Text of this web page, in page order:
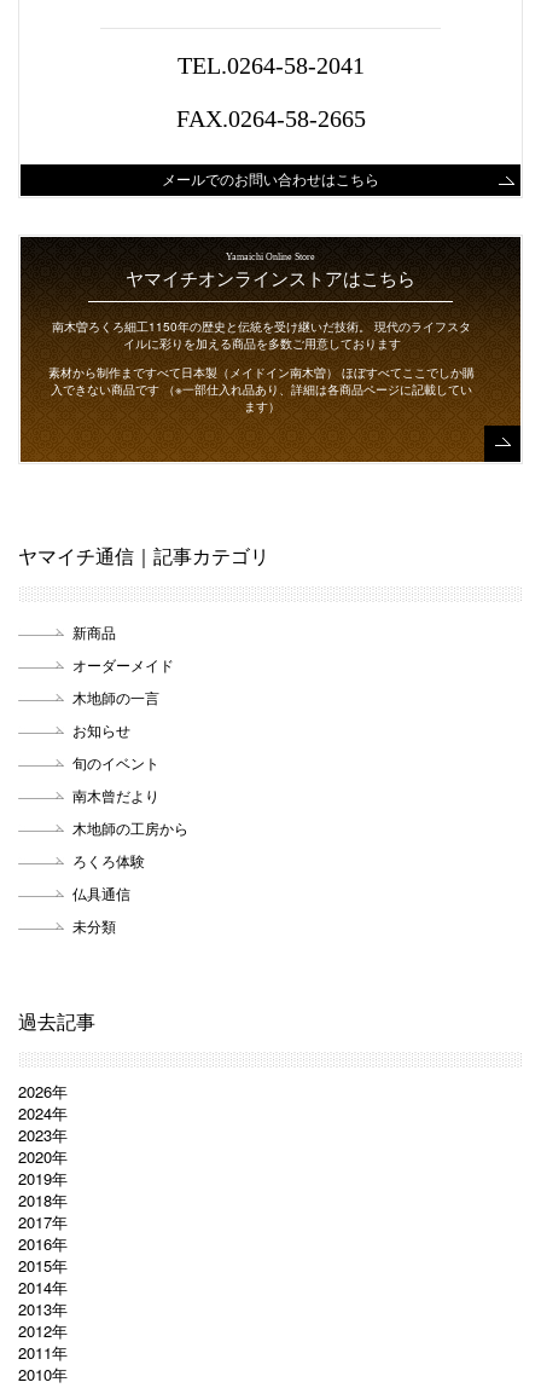
TEL.0264-58-2041
FAX.0264-58-2665
メールでのお問い合わせはこちら
Yamaichi Online Store
ヤマイチオンラインストアはこちら
南木曽ろくろ細工1150年の歴史と伝統を受け継いだ技術。
現代のライフスタ
イルに彩りを加える商品を多数ご用意しております
素材から制作まですべて日本製（メイドイン南木曽）
ほぼすべてここでしか購
入できない商品です （※一部仕入れ品あり、詳細は各商品ページに記載してい
ます）
ヤマイチ通信｜記事カテゴリ
新商品
オーダーメイド
木地師の一言
お知らせ
旬のイベント
南木曾だより
木地師の工房から
ろくろ体験
仏具通信
未分類
過去記事
2026年
2024年
2023年
2020年
2019年
2018年
2017年
2016年
2015年
2014年
2013年
2012年
2011年
2010年